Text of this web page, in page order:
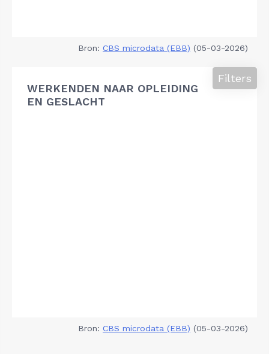
Bron: CBS microdata (EBB) (05-03-2026)
WERKENDEN NAAR OPLEIDING
EN GESLACHT
Filters
Bron: CBS microdata (EBB) (05-03-2026)